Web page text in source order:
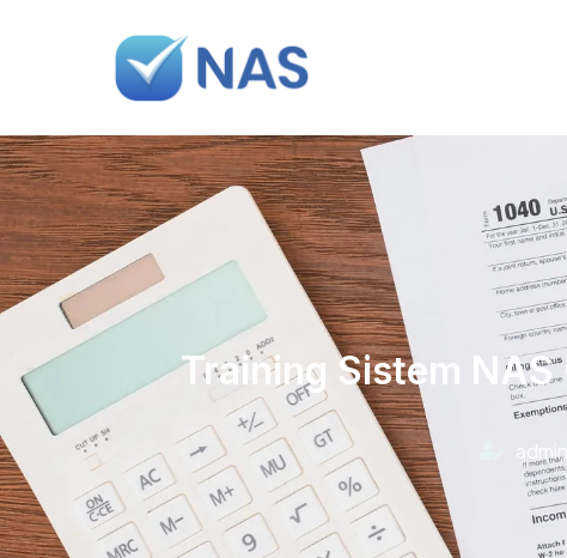
Training Sistem NAS